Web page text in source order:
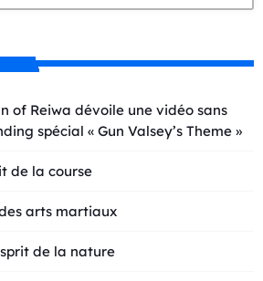
of Reiwa dévoile une vidéo sans
spécial « Gun Valsey’s Theme »
de la course
arts martiaux
de la nature